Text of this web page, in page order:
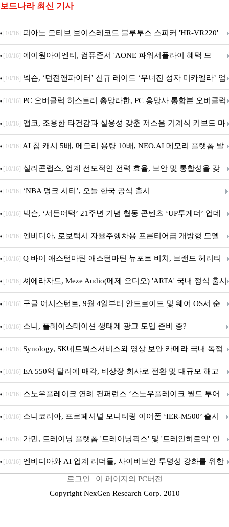
보드나라 최신 기사
[10/16] 피아노 모티브 보이스레코드 블루투스 스피커 'HR-VR220'
출시
[10/16] 에이원아이엔티, 컴퓨존서 'AONE 파워서플라이 혜택 모
음.ZIP' 이벤트 진행
[10/16] 넥슨, ‘던전앤파이터’ 신규 레이드 ‘무너진 성자 미카엘라’ 업
데이트!
[10/16] PC 오버클럭 히스토리 총망라한, PC 흥망사 통합본 오버클럭
특집(1-4편)
[10/16] 앱코, 조용한 타건감과 실용성 갖춘 저소음 기계식 키보드 마
우스 세트 'KM580' 출시
[10/16] AI 칩 캐시 5배, 메모리 용량 10배, NEO.AI 메모리 플랫폼 발
표
[10/16] 실리콘랩스, 업계 선도적인 전력 효율, 보안 및 통합성을 갖
춘 초저전력 블루투스 LE SoC ‘BG2B’ 공개
[10/16] ‘NBA 덩크 시티’, 오늘 한국 공식 출시
[10/16] 넥슨, ‘서든어택’ 21주년 기념 협동 콘텐츠 ‘UP투게더’ 업데
이트
[10/16] 엔비디아, 로보택시 자율주행차용 프론티어급 개방형 모델
‘알파마요 2 슈퍼’ 상업적 이용 가능
[10/16] Q 바이 애스턴마틴 애스턴마틴 뉴포트 비치, 브랜드 헤리티
지 담은 ‘헤리티지 에디션 컬렉션’ 공개
[10/16] 셰에라자드, Meze Audio(메제 오디오) 'ARTA' 국내 정식 출시
[10/16] 구글 어시스턴트, 9월 4일부터 안드로이드 및 웨어 OS서 순
차 서비스 종료
[10/16] 소니, 플레이스테이션 생태계 광고 도입 준비 중?
[10/16] Synology, SK네트웍스서비스와 영상 보안 카메라 국내 독점
판매 파트너십 체결
[10/16] EA 550억 달러에 매각, 비상장 회사로 전환 및 대규모 해고
전망
[10/16] 스노우플레이크 연례 컨퍼런스 ‘스노우플레이크 월드 투어
서울’ 개최
[10/16] 소니코리아, 프로페셔널 모니터링 이어폰 ‘IER-M500’ 출시
[10/16] 가민, 트레이닝 플랫폼 '트레이닝픽스' 및 '트레인히로익' 인
수로 선수와 코치에 맞춤형 훈련 지원 확대
[10/16] 엔비디아와 AI 업계 리더들, 사이버보안 투명성 강화를 위한
SAFE 가이드라인 제안
로그인 | 이 페이지의 PC버전
Copyright NexGen Research Corp. 2010